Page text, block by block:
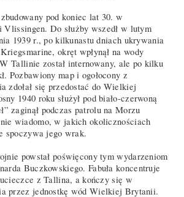
pod koniec lat 30. w
Do służby wszedł w lutym
1939 r., po kilkunastu dniach ukrywania
okręt wpłynął na wody
Tallinie został internowany, ale po kilku
Pozbawiony map i ogołocony z
zdołał się przedostać do Wielkiej
1940 roku służył pod biało-czerwoną
zaginął podczas patrolu na Morzu
wiadomo, w jakich okolicznościach
spoczywa jego wrak.
powstał poświęcony tym wydarzeniom
Buczkowskiego. Fabuła koncentruje
z Tallina, a kończy się w
przez jednostkę wód Wielkiej Brytanii.